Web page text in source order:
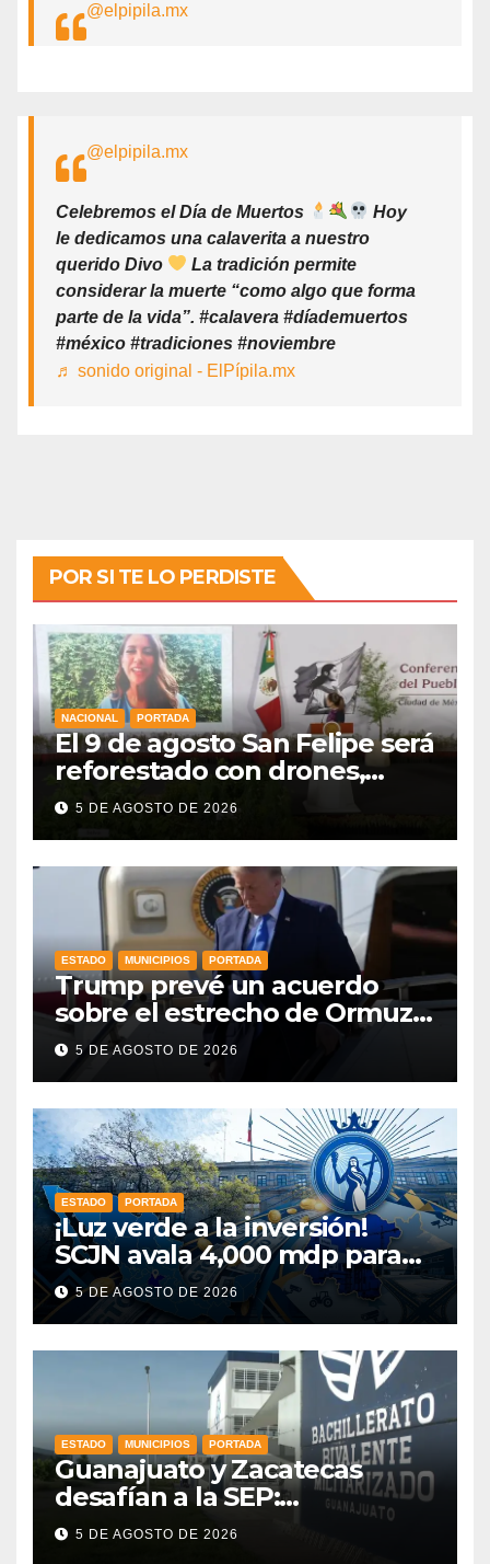
@elpipila.mx
@elpipila.mx
Celebremos el Día de Muertos
Hoy
le dedicamos una calaverita a nuestro
querido Divo
La tradición permite
considerar la muerte “como algo que forma
parte de la vida”. #calavera #díademuertos
#méxico #tradiciones #noviembre
♬ sonido original - ElPípila.mx
POR SI TE LO PERDISTE
NACIONAL PORTADA
El 9 de agosto San Felipe será
reforestado con drones,
como parte de la Jornada
Nacional a la que se suma
5 DE AGOSTO DE 2026
ESTADO MUNICIPIOS PORTADA
Trump prevé un acuerdo
sobre el estrecho de Ormuz
esta misma semana
5 DE AGOSTO DE 2026
ESTADO PORTADA
¡Luz verde a la inversión!
SCJN avala 4,000 mdp para
Guanajuato: ¿en qué se usará
este dinero?
5 DE AGOSTO DE 2026
ESTADO MUNICIPIOS PORTADA
Guanajuato y Zacatecas
desafían a la SEP:
mantendrán en operación
sus prepas militarizadas
5 DE AGOSTO DE 2026